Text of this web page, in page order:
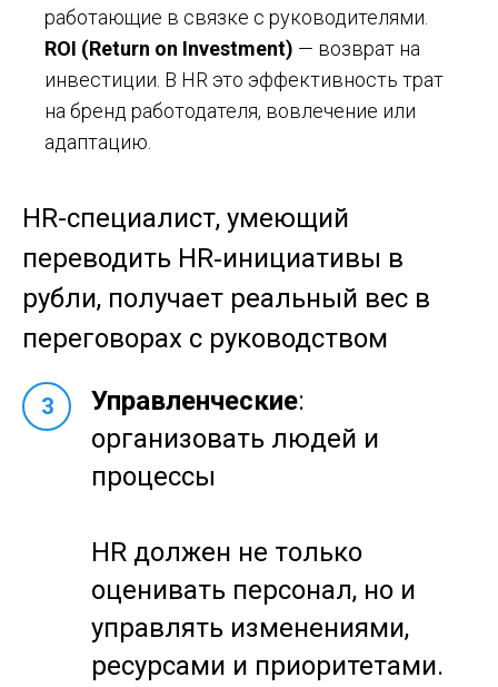
работающие в связке с руководителями.
ROI (Return on Investment) — возврат на
инвестиции. В HR это эффективность трат
на бренд работодателя, вовлечение или
адаптацию.
HR-специалист, умеющий
переводить HR‑инициативы в
рубли, получает реальный вес в
переговорах с руководством
3 Управленческие:
организовать людей и
процессы
HR должен не только
оценивать персонал, но и
управлять изменениями,
ресурсами и приоритетами.